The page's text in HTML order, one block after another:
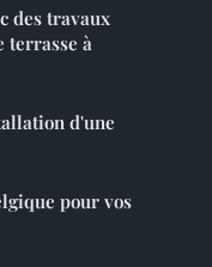
des travaux
terrasse à
d'une
pour vos